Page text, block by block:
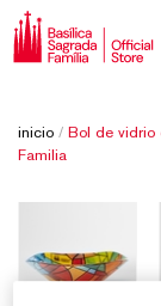
inicio / Bol de vidrio
Familia